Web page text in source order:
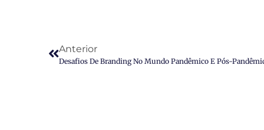
Anterior
Desafios De Branding No Mundo Pandêmico E Pós-